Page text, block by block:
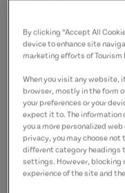
9029637830(P)
By clicking “Accept All
device to enhance site
marketing efforts of Tourism
When you visit any website,
browser, mostly in the form
your preferences or your
expect it to. The
you a more personalized
privacy, you may choose
different category headings
settings. However, blocking
experience of the site and